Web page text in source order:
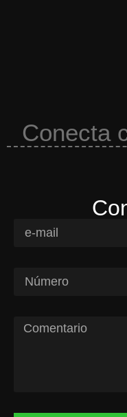
Conecta